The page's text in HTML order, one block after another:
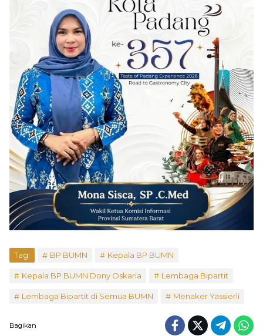
Tag: BP BUMN Kepala BP BUMN
Kepala BP BUMN Dony Oskaria Lembaga Bipartit
Lembaga Bipartit di Semua BUMN Menaker Yassierli
Bagikan